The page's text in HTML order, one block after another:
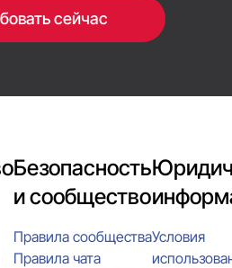
сейчас
Безопасность
и сообщество
Правила сообщества
Правила чата
Условия